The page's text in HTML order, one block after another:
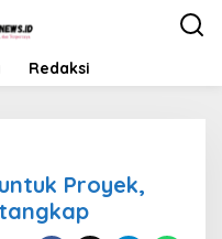
Redaksi
Proyek,